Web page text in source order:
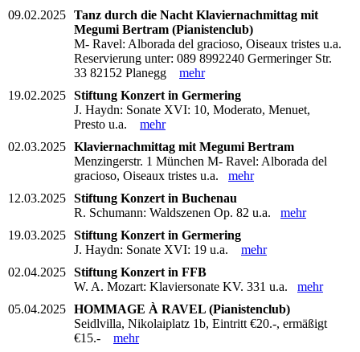
09.02.2025 Tanz durch die Nacht Klaviernachmittag mit
Megumi Bertram (Pianistenclub)
M- Ravel: Alborada del gracioso, Oiseaux tristes u.a.
Reservierung unter: 089 8992240 Germeringer Str.
33 82152 Planegg mehr
19.02.2025 Stiftung Konzert in Germering
J. Haydn: Sonate XVI: 10, Moderato, Menuet,
Presto u.a. mehr
02.03.2025 Klaviernachmittag mit Megumi Bertram
Menzingerstr. 1 München M- Ravel: Alborada del
gracioso, Oiseaux tristes u.a. mehr
12.03.2025 Stiftung Konzert in Buchenau
R. Schumann: Waldszenen Op. 82 u.a. mehr
19.03.2025 Stiftung Konzert in Germering
J. Haydn: Sonate XVI: 19 u.a. mehr
02.04.2025 Stiftung Konzert in FFB
W. A. Mozart: Klaviersonate KV. 331 u.a. mehr
05.04.2025 HOMMAGE À RAVEL (Pianistenclub)
Seidlvilla, Nikolaiplatz 1b, Eintritt €20.-, ermäßigt
€15.- mehr